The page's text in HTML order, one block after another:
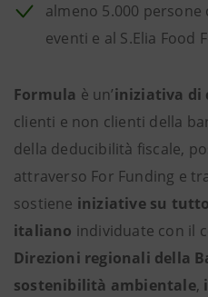
almeno 5.000
eventi e al S.Elia Food
Formula è un’iniziativa di
clienti e non clienti della
della deducibilità fiscale,
attraverso For Funding e
sostiene iniziative su
italiano individuate con il
Direzioni regionali della
sostenibilità ambientale,